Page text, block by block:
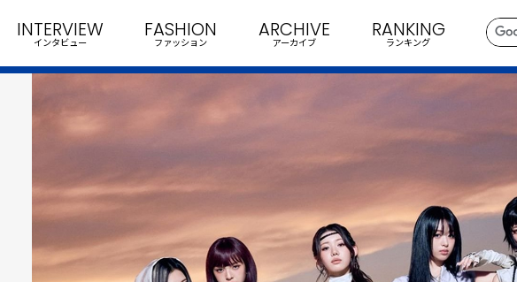
INTERVIEW
インタビュー
FASHION
ファッション
ARCHIVE
アーカイブ
RANKING
ランキング